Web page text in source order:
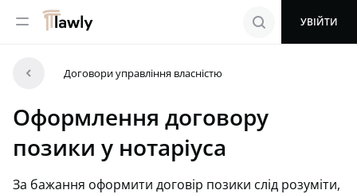
menu search УВІЙТИ
arrowleft Договори управління власністю
Оформлення договору
позики у нотаріуса
За бажання оформити договір позики слід розуміти,